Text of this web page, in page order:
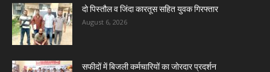
दो पिस्तौल व जिंदा कारतूस सहित युवक गिरफ्तार
August 6, 2026
सफीदों में बिजली कर्मचारियों का जोरदार प्रदर्शन